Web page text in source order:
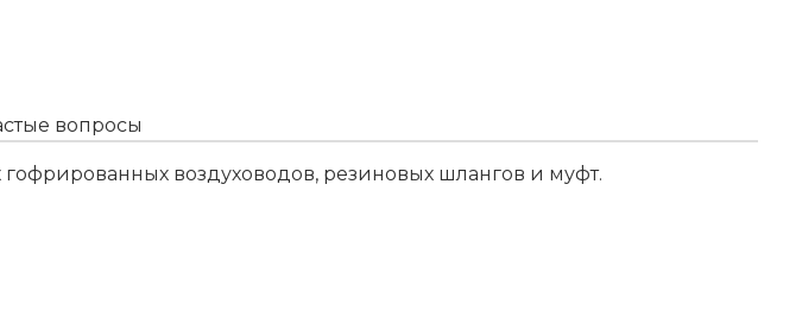
вопросы
воздуховодов, резиновых шлангов и муфт.